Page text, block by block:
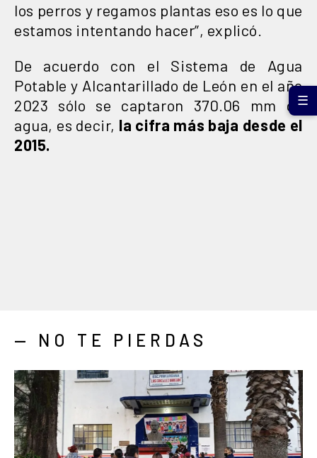
los perros y regamos plantas eso es lo que
estamos intentando hacer”, explicó.
De acuerdo con el Sistema de Agua
Potable y Alcantarillado de León en el año
2023 sólo se captaron 370.06 mm de
agua, es decir, la cifra más baja desde el
2015.
— NO TE PIERDAS
☰